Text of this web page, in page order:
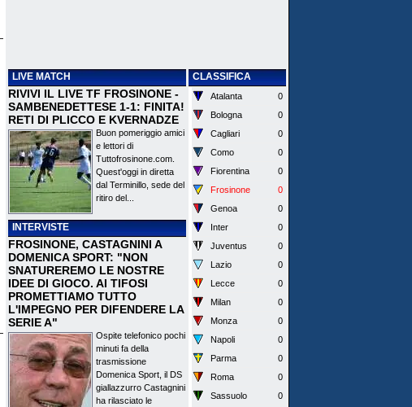
LIVE MATCH
RIVIVI IL LIVE TF FROSINONE -
SAMBENEDETTESE 1-1: FINITA!
RETI DI PLICCO E KVERNADZE
Buon pomeriggio amici
e lettori di
Tuttofrosinone.com.
Quest'oggi in diretta
dal Terminillo, sede del
ritiro del...
INTERVISTE
FROSINONE, CASTAGNINI A
DOMENICA SPORT: "NON
SNATUREREMO LE NOSTRE
IDEE DI GIOCO. AI TIFOSI
PROMETTIAMO TUTTO
L'IMPEGNO PER DIFENDERE LA
SERIE A"
Ospite telefonico pochi
minuti fa della
trasmissione
Domenica Sport, il DS
giallazzurro Castagnini
ha rilasciato le
CLASSIFICA
Atalanta
0
Bologna
0
Cagliari
0
Como
0
Fiorentina
0
Frosinone
0
Genoa
0
Inter
0
Juventus
0
Lazio
0
Lecce
0
Milan
0
Monza
0
Napoli
0
Parma
0
Roma
0
Sassuolo
0